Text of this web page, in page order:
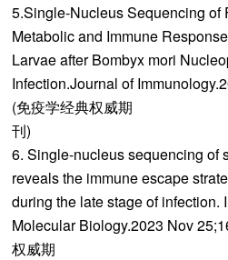
5.Single-Nucleus Sequencing of
Metabolic and Immune
Larvae after Bombyx mori
Infection.Journal of
(免疫学经典权威期
6. Single-nucleus sequencing of
reveals the immune escape
during the late stage of infection.
Molecular Biology.2023 Nov
权威期